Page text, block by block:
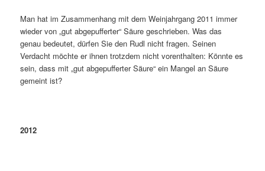
Man hat im Zusammenhang mit dem Weinjahrgang 2011 immer
wieder von „gut abgepufferter“ Säure geschrieben. Was das
genau bedeutet, dürfen Sie den Rudl nicht fragen. Seinen
Verdacht möchte er ihnen trotzdem nicht vorenthalten: Könnte es
sein, dass mit „gut abgepufferter Säure“ ein Mangel an Säure
gemeint ist?
2012